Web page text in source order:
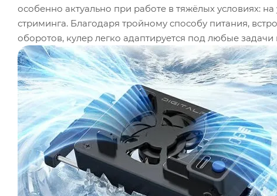
особенно актуально при работе в тяжёлых условиях:
стриминга. Благодаря тройному способу питания,
оборотов, кулер легко адаптируется под любые